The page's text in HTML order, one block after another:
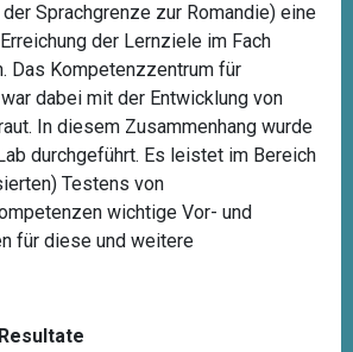
Sprachgrenze zur Romandie) eine
der Lernziele im Fach
Das Kompetenzzentrum für
dabei mit der Entwicklung von
In diesem Zusammenhang wurde
durchgeführt. Es leistet im Bereich
Testens von
wichtige Vor- und
für diese und weitere